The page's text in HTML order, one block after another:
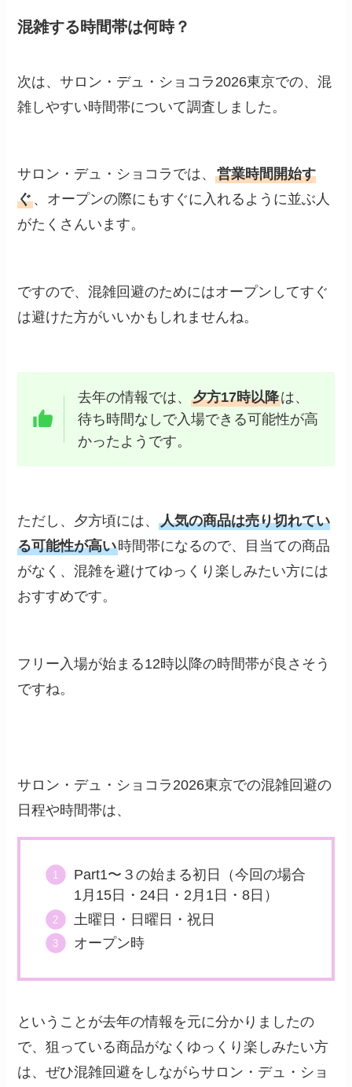
混雑する時間帯は何時？
次は、サロン・デュ・ショコラ2026東京での、混
雑しやすい時間帯について調査しました。
サロン・デュ・ショコラでは、営業時間開始す
ぐ、オープンの際にもすぐに入れるように並ぶ人
がたくさんいます。
ですので、混雑回避のためにはオープンしてすぐ
は避けた方がいいかもしれませんね。
去年の情報では、 夕方17時以降は、
待ち時間なしで入場できる可能性が高
かったようです。
ただし、夕方頃には、人気の商品は売り切れてい
る可能性が高い時間帯になるので、目当ての商品
がなく、混雑を避けてゆっくり楽しみたい方には
おすすめです。
フリー入場が始まる12時以降の時間帯が良さそう
ですね。
サロン・デュ・ショコラ2026東京での混雑回避の
日程や時間帯は、
Part1〜３の始まる初日（今回の場合
1月15日・24日・2月1日・8日）
土曜日・日曜日・祝日
オープン時
ということが去年の情報を元に分かりましたの
で、狙っている商品がなくゆっくり楽しみたい方
は、ぜひ混雑回避をしながらサロン・デュ・ショ